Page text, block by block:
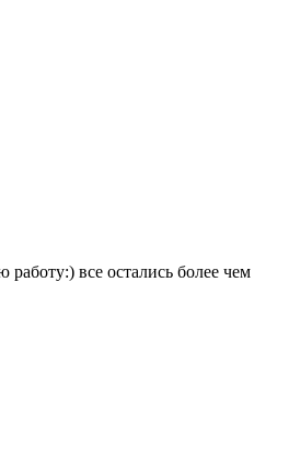
все остались более чем